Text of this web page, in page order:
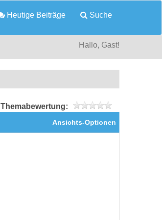
Heutige Beiträge Suche
Hallo, Gast!
Themabewertung:
Ansichts-Optionen